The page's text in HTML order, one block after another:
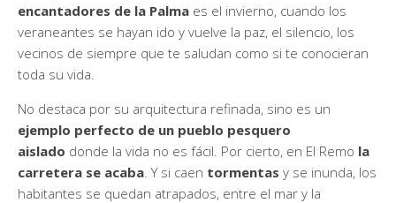
encantadores de la Palma es el invierno, cuando los
veraneantes se hayan ido y vuelve la paz, el silencio, los
vecinos de siempre que te saludan como si te conocieran
toda su vida.
No destaca por su arquitectura refinada, sino es un
ejemplo perfecto de un pueblo pesquero
aislado donde la vida no es fácil. Por cierto, en El Remo la
carretera se acaba . Y si caen tormentas y se inunda, los
habitantes se quedan atrapados, entre el mar y la